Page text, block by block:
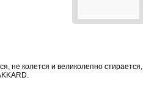
не колется и великолепно стирается,